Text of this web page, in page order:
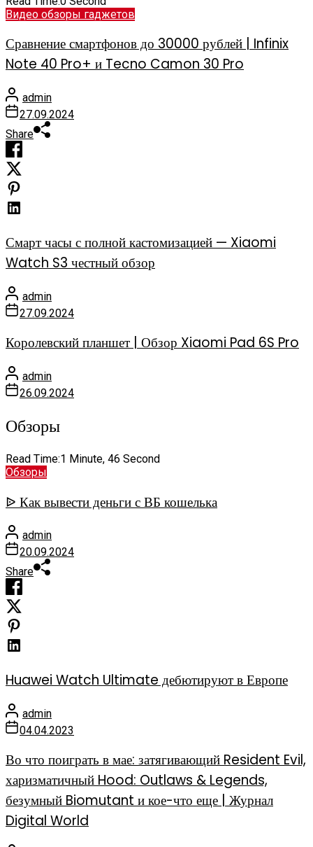
Видео обзоры гаджетов
Сравнение смартфонов до 30000 рублей | Infinix
Note 40 Pro+ и Tecno Camon 30 Pro
admin
27.09.2024
Share
Смарт часы с полной кастомизацией — Xiaomi
Watch S3 честный обзор
admin
27.09.2024
Королевский планшет | Обзор Xiaomi Pad 6S Pro
admin
26.09.2024
Обзоры
Read Time:1 Minute, 46 Second
Обзоры
ᐉ Как вывести деньги с ВБ кошелька
admin
20.09.2024
Share
Huawei Watch Ultimate дебютируют в Европе
admin
04.04.2023
Во что поиграть в мае: затягивающий Resident Evil,
харизматичный Hood: Outlaws & Legends,
безумный Biomutant и кое-что еще | Журнал
Digital World